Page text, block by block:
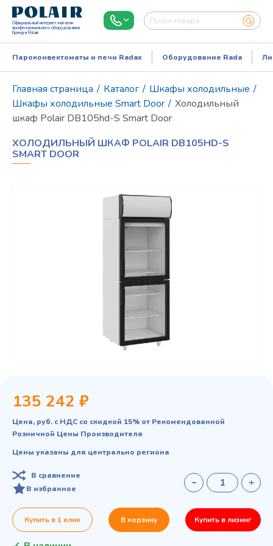
Официальный интернет-магазин
профессионального оборудования
бренда Polair
Режим работы: Пн..Пт: 9.00-18.00
Пароконвектоматы и печи Radax Оборудование Rada
Главная страница / Каталог / Шкафы холодильные /
Шкафы холодильные Smart Door / Холодильный
шкаф Polair DB105hd-S Smart Door
ХОЛОДИЛЬНЫЙ ШКАФ POLAIR DB105HD-S
SMART DOOR
135 242 ₽
Цена, руб. с НДС со скидкой 15% от Рекомендованной
Розничной Цены Производителя
Цены указаны для центрально региона
В сравнение
В избранное
Купить в 1 клик В корзину Купить в лизинг